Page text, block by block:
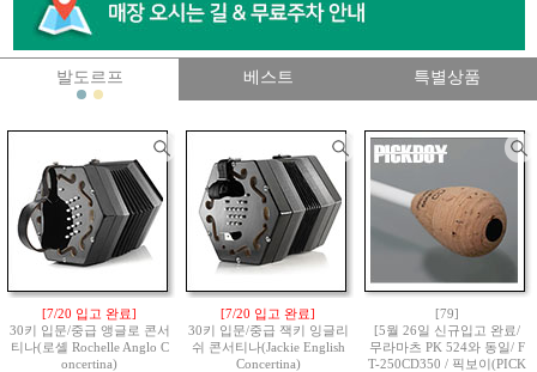
발도르프 베스트 특별상품
[7/20 입고 완료]
30키 입문/중급 앵글로 콘서
티나(로셸 Rochelle Anglo C
oncertina)
[7/20 입고 완료]
30키 입문/중급 잭키 잉글리
쉬 콘서티나(Jackie English
Concertina)
[79]
[5월 26일 신규입고 완료/
무라마츠 PK 524와 동일/ F
T-250CD350 / 픽보이(PICK